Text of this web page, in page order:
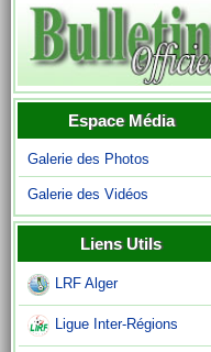
Espace Média
Galerie des Photos
Galerie des Vidéos
Liens Utils
LRF Alger
Ligue Inter-Régions